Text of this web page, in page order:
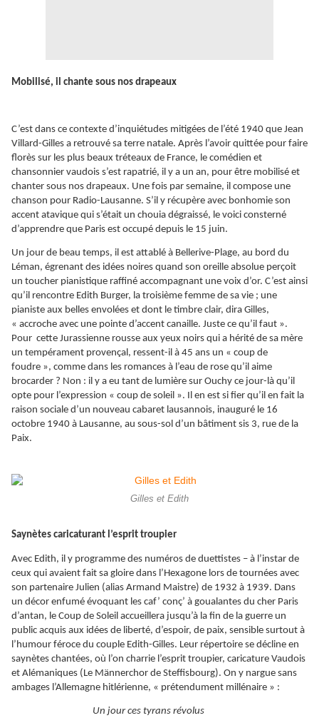
Mobilisé, il chante sous nos drapeaux
C’est dans ce contexte d’inquiétudes mitigées de l’été 1940 que Jean
Villard-Gilles a retrouvé sa terre natale. Après l’avoir quittée pour faire
florès sur les plus beaux tréteaux de France, le comédien et
chansonnier vaudois s’est rapatrié, il y a un an, pour être mobilisé et
chanter sous nos drapeaux. Une fois par semaine, il compose une
chanson pour Radio-Lausanne. S’il y récupère avec bonhomie son
accent atavique qui s’était un chouia dégraissé, le voici consterné
d’apprendre que Paris est occupé depuis le 15 juin.
Un jour de beau temps, il est attablé à Bellerive-Plage, au bord du
Léman, égrenant des idées noires quand son oreille absolue perçoit
un toucher pianistique raffiné accompagnant une voix d’or. C’est ainsi
qu’il rencontre Edith Burger, la troisième femme de sa vie ; une
pianiste aux belles envolées et dont le timbre clair, dira Gilles,
« accroche avec une pointe d’accent canaille. Juste ce qu’il faut ».
Pour cette Jurassienne rousse aux yeux noirs qui a hérité de sa mère
un tempérament provençal, ressent-il à 45 ans un « coup de
foudre », comme dans les romances à l’eau de rose qu’il aime
brocarder ? Non : il y a eu tant de lumière sur Ouchy ce jour-là qu’il
opte pour l’expression « coup de soleil ». Il en est si fier qu’il en fait la
raison sociale d’un nouveau cabaret lausannois, inauguré le 16
octobre 1940 à Lausanne, au sous-sol d’un bâtiment sis 3, rue de la
Paix.
Gilles et Edith
Saynètes caricaturant l’esprit troupier
Avec Edith, il y programme des numéros de duettistes – à l’instar de
ceux qui avaient fait sa gloire dans l’Hexagone lors de tournées avec
son partenaire Julien (alias Armand Maistre) de 1932 à 1939. Dans
un décor enfumé évoquant les caf’ conç’ à goualantes du cher Paris
d’antan, le Coup de Soleil accueillera jusqu’à la fin de la guerre un
public acquis aux idées de liberté, d’espoir, de paix, sensible surtout à
l’humour féroce du couple Edith-Gilles. Leur répertoire se décline en
saynètes chantées, où l’on charrie l’esprit troupier, caricature Vaudois
et Alémaniques (Le Männerchor de Steffisbourg). On y nargue sans
ambages l’Allemagne hitlérienne, « prétendument millénaire » :
Un jour ces tyrans révolus